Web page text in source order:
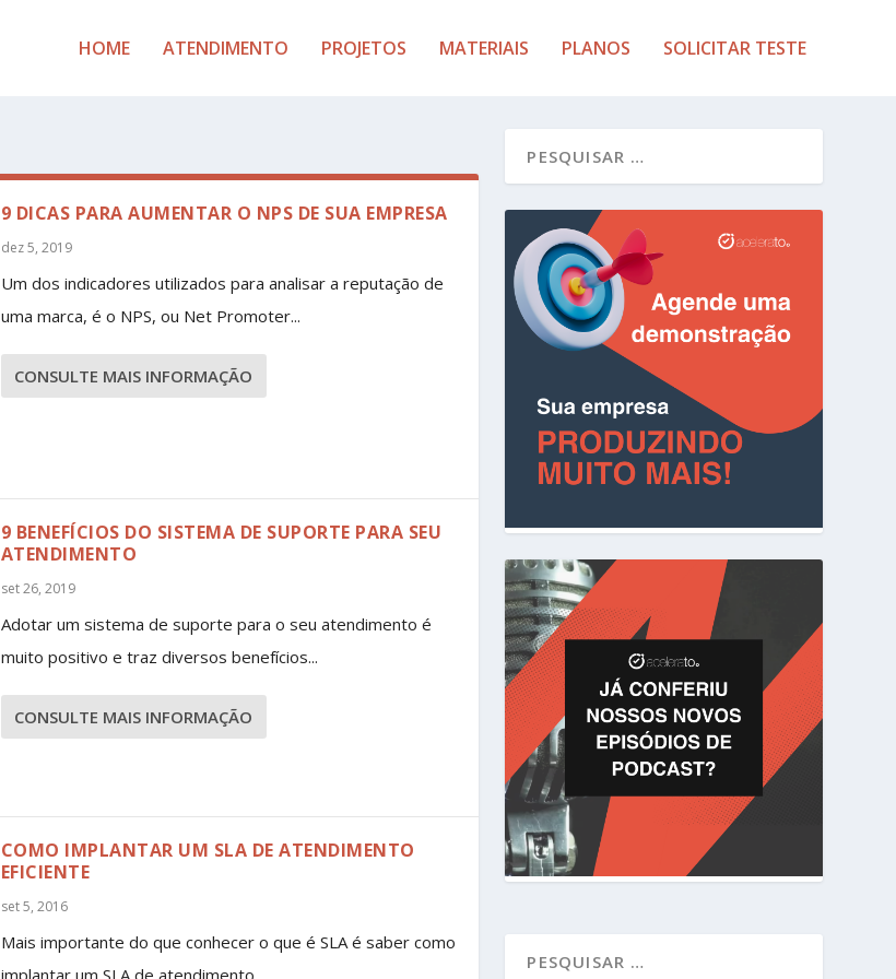
HOME ATENDIMENTO PROJETOS MATERIAIS PLANOS SOLICITAR TESTE
9 DICAS PARA AUMENTAR O NPS DE SUA EMPRESA
dez 5, 2019
Um dos indicadores utilizados para analisar a reputação de
uma marca, é o NPS, ou Net Promoter...
CONSULTE MAIS INFORMAÇÃO
9 BENEFÍCIOS DO SISTEMA DE SUPORTE PARA SEU
ATENDIMENTO
set 26, 2019
Adotar um sistema de suporte para o seu atendimento é
muito positivo e traz diversos benefícios...
CONSULTE MAIS INFORMAÇÃO
COMO IMPLANTAR UM SLA DE ATENDIMENTO
EFICIENTE
set 5, 2016
Mais importante do que conhecer o que é SLA é saber como